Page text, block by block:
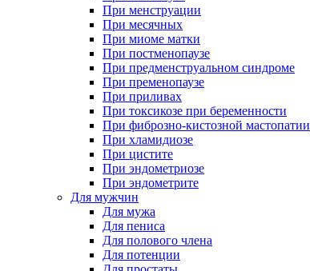
При менструации
При месячных
При миоме матки
При постменопаузе
При предменструальном синдроме
При пременопаузе
При приливах
При токсикозе при беременности
При фиброзно-кистозной мастопатии
При хламидиозе
При цистите
При эндометриозе
При эндометрите
Для мужчин
Для мужа
Для пениса
Для полового члена
Для потенции